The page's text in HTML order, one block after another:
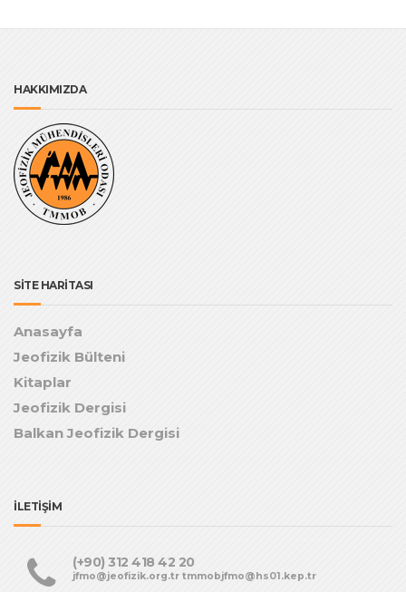
HAKKIMIZDA
SİTE HARİTASI
Anasayfa
Jeofizik Bülteni
Kitaplar
Jeofizik Dergisi
Balkan Jeofizik Dergisi
İLETİŞİM
(+90) 312 418 42 20
jfmo@jeofizik.org.tr tmmobjfmo@hs01.kep.tr